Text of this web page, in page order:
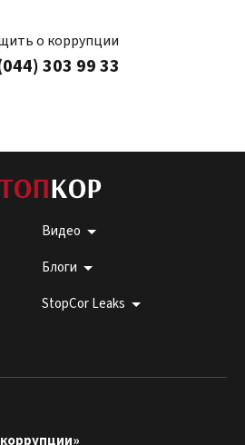
о коррупции
303 99 33
Видео
Блоги
StopCor Leaks